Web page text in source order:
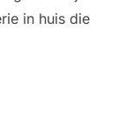
in huis die